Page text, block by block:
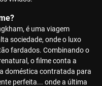
é uma viagem
sociedade, onde o luxo
fardados. Combinando o
o filme conta a
doméstica contratada para
perfeita... onde a última